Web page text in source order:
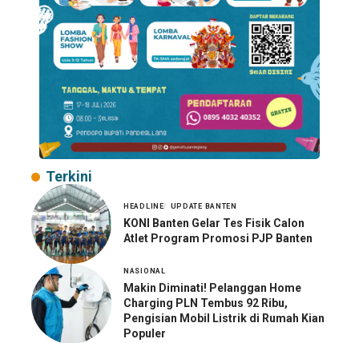
Terkini
HEADLINE UPDATE BANTEN
KONI Banten Gelar Tes Fisik Calon
Atlet Program Promosi PJP Banten
NASIONAL
Makin Diminati! Pelanggan Home
Charging PLN Tembus 92 Ribu,
Pengisian Mobil Listrik di Rumah Kian
Populer